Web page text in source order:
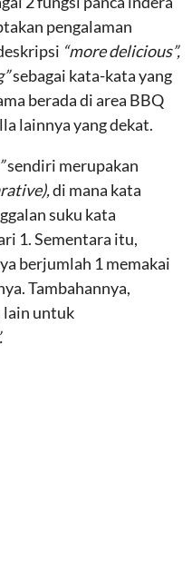
pengalaman
“more delicious”,
sebagai kata-kata yang
berada di area BBQ
lainnya yang dekat.
sendiri merupakan
di mana kata
suku kata
1. Sementara itu,
berjumlah 1 memakai
Tambahannya,
lain untuk